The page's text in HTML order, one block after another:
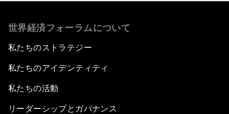
世界経済フォーラムについて
私たちのストラテジー
私たちのアイデンティティ
私たちの活動
リーダーシップとガバナンス